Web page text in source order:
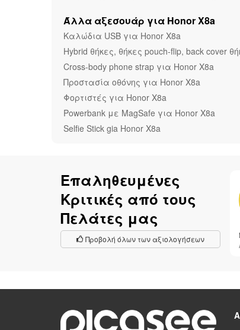
Άλλα αξεσουάρ για Honor X8a
Καλώδια USB για Honor X8a
Hybrid θήκες, θήκες pouch-flip, back cover
Cross-body phone strap για Honor X8a
Προστασία οθόνης για Honor X8a
Φορτιστές για Honor X8a
Powerbank με MagSafe για Honor X8a
Selfie Stick gia Honor X8a
Επαληθευμένες
Κριτικές από τους
Πελάτες μας
Προβολή όλων των αξιολογήσεων